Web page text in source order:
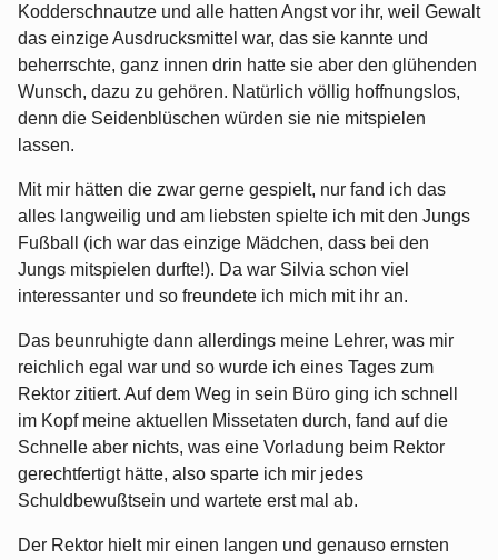
Kodderschnautze und alle hatten Angst vor ihr, weil Gewalt
das einzige Ausdrucksmittel war, das sie kannte und
beherrschte, ganz innen drin hatte sie aber den glühenden
Wunsch, dazu zu gehören. Natürlich völlig hoffnungslos,
denn die Seidenblüschen würden sie nie mitspielen
lassen.
Mit mir hätten die zwar gerne gespielt, nur fand ich das
alles langweilig und am liebsten spielte ich mit den Jungs
Fußball (ich war das einzige Mädchen, dass bei den
Jungs mitspielen durfte!). Da war Silvia schon viel
interessanter und so freundete ich mich mit ihr an.
Das beunruhigte dann allerdings meine Lehrer, was mir
reichlich egal war und so wurde ich eines Tages zum
Rektor zitiert. Auf dem Weg in sein Büro ging ich schnell
im Kopf meine aktuellen Missetaten durch, fand auf die
Schnelle aber nichts, was eine Vorladung beim Rektor
gerechtfertigt hätte, also sparte ich mir jedes
Schuldbewußtsein und wartete erst mal ab.
Der Rektor hielt mir einen langen und genauso ernsten